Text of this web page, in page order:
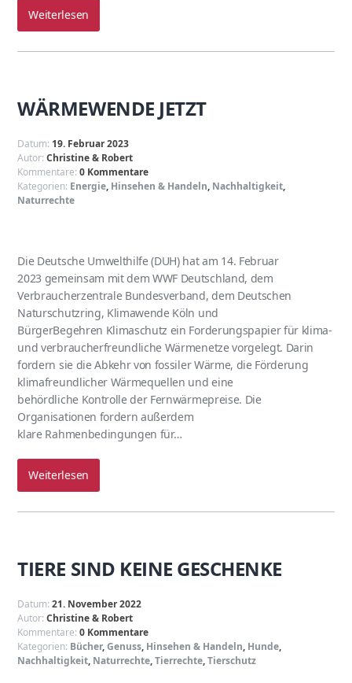
Weiterlesen
WÄRMEWENDE JETZT
Datum: 19. Februar 2023
Autor:Christine & Robert
Kommentare:0 Kommentare
Kategorien: Energie, Hinsehen & Handeln, Nachhaltigkeit,
Naturrechte
Die Deutsche Umwelthilfe (DUH) hat am 14. Februar
2023 gemeinsam mit dem WWF Deutschland, dem
Verbraucherzentrale Bundesverband, dem Deutschen
Naturschutzring, Klimawende Köln und
BürgerBegehren Klimaschutz ein Forderungspapier für klima-
und verbraucherfreundliche Wärmenetze vorgelegt. Darin
fordern sie die Abkehr von fossiler Wärme, die Förderung
klimafreundlicher Wärmequellen und eine
behördliche Kontrolle der Fernwärmepreise. Die
Organisationen fordern außerdem
klare Rahmenbedingungen für…
Weiterlesen
TIERE SIND KEINE GESCHENKE
Datum:21. November 2022
Autor:Christine & Robert
Kommentare:0 Kommentare
Kategorien: Bücher,Genuss, Hinsehen & Handeln, Hunde,
Nachhaltigkeit, Naturrechte,Tierrechte,Tierschutz